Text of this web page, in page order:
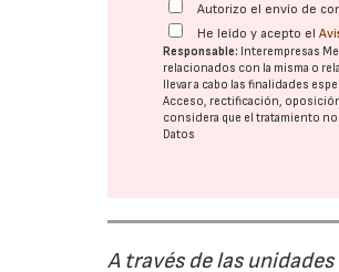
Autorizo el envío de
He leído y acepto el
Responsable: Interempresas
relacionados con la misma o
llevar a cabo las finalidades
Acceso, rectificación,
considera que el tratamiento
Datos
A través de las